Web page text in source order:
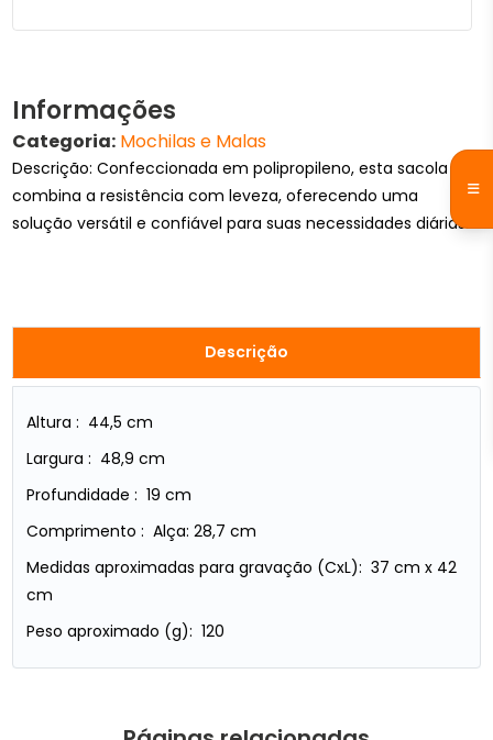
Informações
Categoria: Mochilas e Malas
Descrição: Confeccionada em polipropileno, esta sacola
combina a resistência com leveza, oferecendo uma
solução versátil e confiável para suas necessidades diárias.
Descrição
Altura : 44,5 cm
Largura : 48,9 cm
Profundidade : 19 cm
Comprimento : Alça: 28,7 cm
Medidas aproximadas para gravação (CxL): 37 cm x 42
cm
Peso aproximado (g): 120